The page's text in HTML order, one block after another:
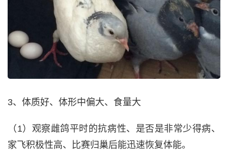
3、体质好、体形中偏大、食量大
（1）观察雌鸽平时的抗病性、是否是非常少得病、
家飞积极性高、比赛归巢后能迅速恢复体能。